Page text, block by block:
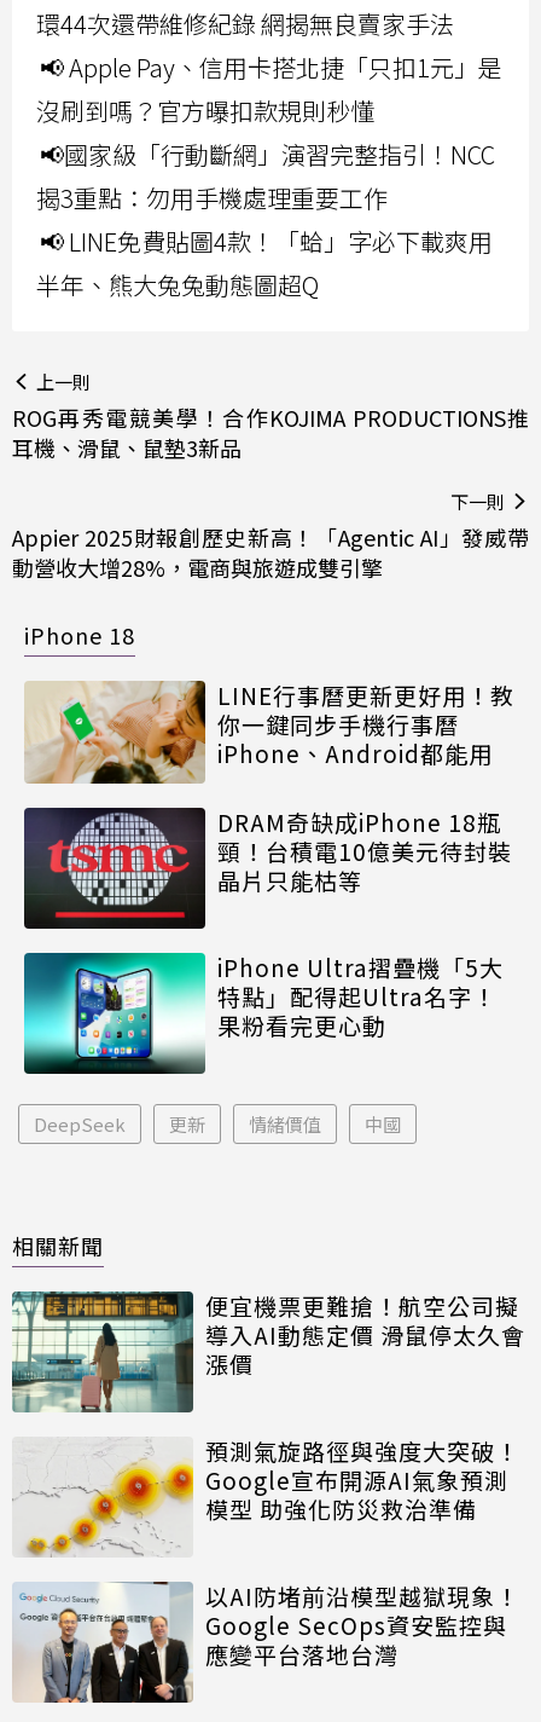
環44次還帶維修紀錄 網揭無良賣家手法
📢 Apple Pay、信用卡搭北捷「只扣1元」是
沒刷到嗎？官方曝扣款規則秒懂
📢國家級「行動斷網」演習完整指引！NCC
揭3重點：勿用手機處理重要工作
📢 LINE免費貼圖4款！「蛤」字必下載爽用
半年、熊大兔兔動態圖超Q
上一則
ROG再秀電競美學！合作KOJIMA PRODUCTIONS推
耳機、滑鼠、鼠墊3新品
下一則
Appier 2025財報創歷史新高！「Agentic AI」發威帶
動營收大增28%，電商與旅遊成雙引擎
iPhone 18
LINE行事曆更新更好用！教
你一鍵同步手機行事曆
iPhone、Android都能用
DRAM奇缺成iPhone 18瓶
頸！台積電10億美元待封裝
晶片只能枯等
iPhone Ultra摺疊機「5大
特點」配得起Ultra名字！
果粉看完更心動
DeepSeek 更新 情緒價值 中國
相關新聞
便宜機票更難搶！航空公司擬
導入AI動態定價 滑鼠停太久會
漲價
預測氣旋路徑與強度大突破！
Google宣布開源AI氣象預測
模型 助強化防災救治準備
以AI防堵前沿模型越獄現象！
Google SecOps資安監控與
應變平台落地台灣